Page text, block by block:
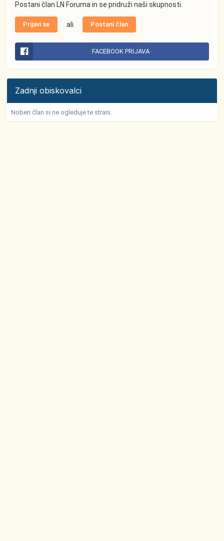
Postani član LN Foruma in se pridruži naši skupnosti.
Prijavi se ali Postani član
FACEBOOK PRIJAVA
Zadnji obiskovalci
Noben član si ne ogleduje te strani.